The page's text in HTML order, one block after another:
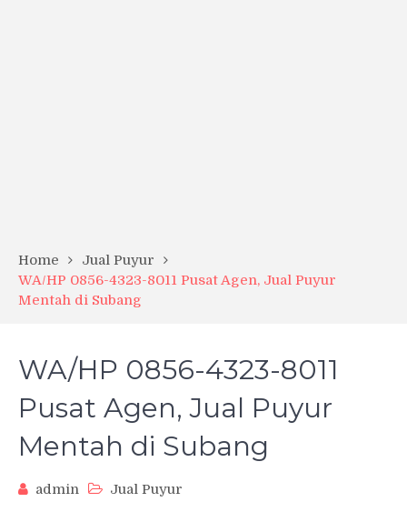
Home
Jual Puyur
WA/HP 0856-4323-8011 Pusat Agen, Jual Puyur
Mentah di Subang
WA/HP 0856-4323-8011
Pusat Agen, Jual Puyur
Mentah di Subang
admin Jual Puyur